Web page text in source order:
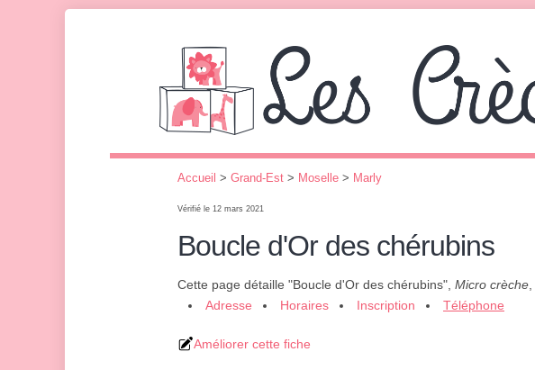
Accueil > Grand-Est > Moselle > Marly
Vérifié le 12 mars 2021
Boucle d'Or des chérubins
Cette page détaille "Boucle d'Or des chérubins", Micro crèche
Adresse
Horaires Inscription Téléphone
Améliorer cette fiche